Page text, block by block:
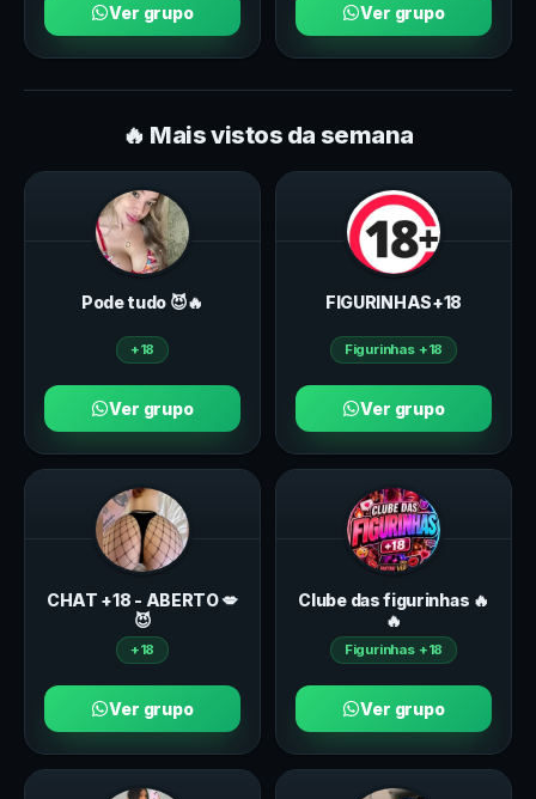
Ver grupo Ver grupo
🔥 Mais vistos da semana
Pode tudo 😈🔥
+18
Ver grupo
FIGURINHAS+18
Figurinhas +18
Ver grupo
CHAT +18 - ABERTO 💋
😈
+18
Ver grupo
Clube das figurinhas 🔥
🔥
Figurinhas +18
Ver grupo